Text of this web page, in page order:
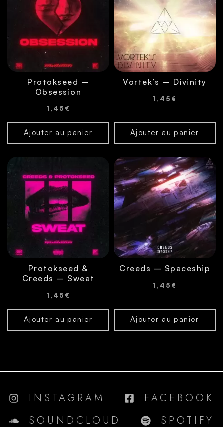
Protokseed –
Obsession
1,45 €
Ajouter au panier
Vortek’s – Divinity
1,45 €
Ajouter au panier
Protokseed &
Creeds – Sweat
1,45 €
Ajouter au panier
Creeds – Spaceship
1,45 €
Ajouter au panier
INSTAGRAM
FACEBOOK
SOUNDCLOUD
SPOTIFY